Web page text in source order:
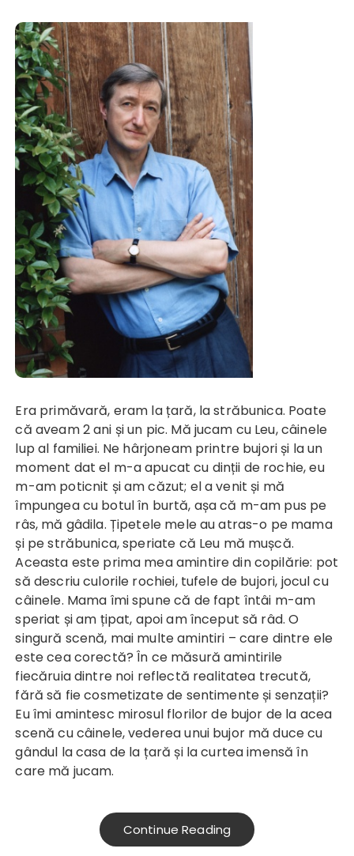
Era primăvară, eram la țară, la străbunica. Poate
că aveam 2 ani și un pic. Mă jucam cu Leu, câinele
lup al familiei. Ne hârjoneam printre bujori și la un
moment dat el m-a apucat cu dinții de rochie, eu
m-am poticnit și am căzut; el a venit și mă
împungea cu botul în burtă, așa că m-am pus pe
râs, mă gâdila. Țipetele mele au atras-o pe mama
și pe străbunica, speriate că Leu mă mușcă.
Aceasta este prima mea amintire din copilărie: pot
să descriu culorile rochiei, tufele de bujori, jocul cu
câinele. Mama îmi spune că de fapt întâi m-am
speriat și am țipat, apoi am început să râd. O
singură scenă, mai multe amintiri – care dintre ele
este cea corectă? În ce măsură amintirile
fiecăruia dintre noi reflectă realitatea trecută,
fără să fie cosmetizate de sentimente și senzații?
Eu îmi amintesc mirosul florilor de bujor de la acea
scenă cu câinele, vederea unui bujor mă duce cu
gândul la casa de la țară și la curtea imensă în
care mă jucam.
Continue Reading